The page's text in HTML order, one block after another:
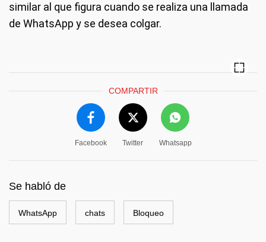
similar al que figura cuando se realiza una llamada
de WhatsApp y se desea colgar.
COMPARTIR
Facebook Twitter Whatsapp
Se habló de
WhatsApp chats Bloqueo